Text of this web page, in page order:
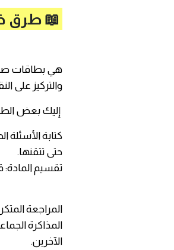
📖 طرق
هي بطاقات
والتركيز على
إليك بعض
كتابة الأسئلة
حتى تتقنها.
تقسيم المادة:
المراجعة
المذاكرة
الآخرين.